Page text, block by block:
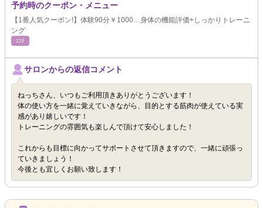
予約時のクーポン・メニュー
【1番人気クーポン!】体験90分￥1000…身体の機能評価+しっかりトレーニ
ング
ｴｽﾃ
サロンからの返信コメント
ねっちさん、いつもご利用頂きありがとうございます！
体の使い方を一緒に覚えていきながら、目的とする筋肉が使えている実
感があり嬉しいです！
トレーニングの雰囲気も楽しんで頂けて安心しました！
これからも目標に向かってサポートさせて頂きますので、一緒に頑張っ
ていきましょう！
今後とも宜しくお願い致します！